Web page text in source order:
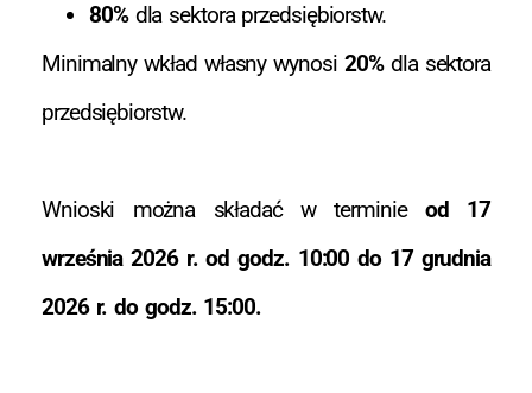
80%dla sektora przedsiębiorstw.
Minimalny wkład własny wynosi 20%dla sektora
przedsiębiorstw.
Wnioski można składać w terminieod 17
września 2026 r. od godz. 10:00 do 17 grudnia
2026 r. do godz. 15:00.